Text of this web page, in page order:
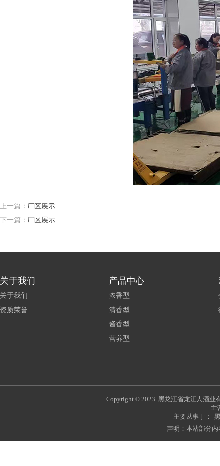
上一篇： 厂区展示
下一篇： 厂区展示
关于我们
关于我们
资质荣誉
产品中心
浓香型
清香型
酱香型
营养型
Copyright © 2023 黑龙江省龙江人酒
主
主要从事于：
声明：本站部分